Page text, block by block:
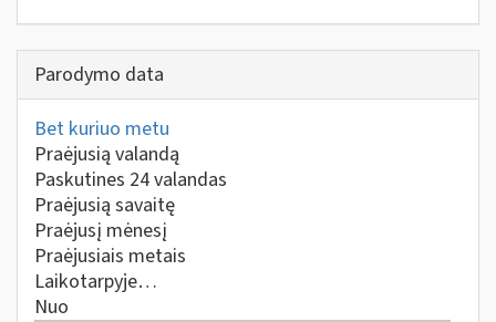
Parodymo data
Bet kuriuo metu
Praėjusią valandą
Paskutines 24 valandas
Praėjusią savaitę
Praėjusį mėnesį
Praėjusiais metais
Laikotarpyje…
Nuo